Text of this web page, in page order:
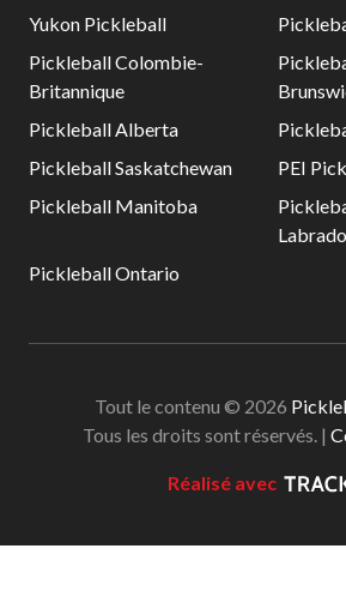
Yukon Pickleball
Pickleball Colombie-
Britannique
Pickleball Alberta
Pickleball Saskatchewan
PEI
Pickleball Manitoba
Pickleball Ontario
Tout le contenu © 2026
Tous les droits sont réservés. |
Réalisé avec